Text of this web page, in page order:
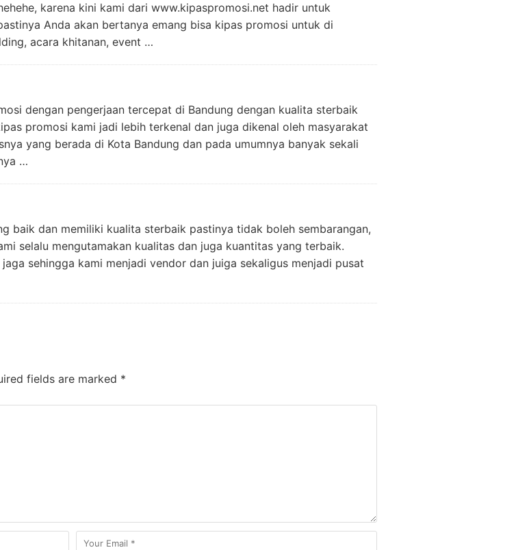
karena kini kami dari www.kipaspromosi.net hadir untuk
Anda akan bertanya emang bisa kipas promosi untuk di
acara khitanan, event …
dengan pengerjaan tercepat di Bandung dengan kualita sterbaik
promosi kami jadi lebih terkenal dan juga dikenal oleh masyarakat
yang berada di Kota Bandung dan pada umumnya banyak sekali
…
baik dan memiliki kualita sterbaik pastinya tidak boleh sembarangan,
selalu mengutamakan kualitas dan juga kuantitas yang terbaik.
sehingga kami menjadi vendor dan juiga sekaligus menjadi pusat
fields are marked *